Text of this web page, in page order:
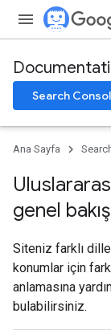
Search
Ana Sayfa
genel bakış
Siteniz farklı
konumlar için
anlamasına
bulabilirsiniz.